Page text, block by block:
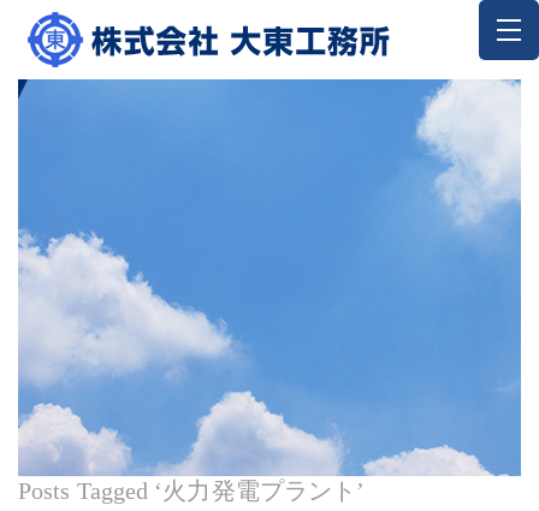
Posts Tagged ‘火力発電プラント’